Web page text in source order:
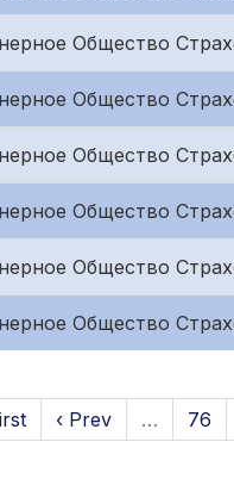
Общество
Общество
Общество
Общество
Общество
Общество
‹ Prev … 76